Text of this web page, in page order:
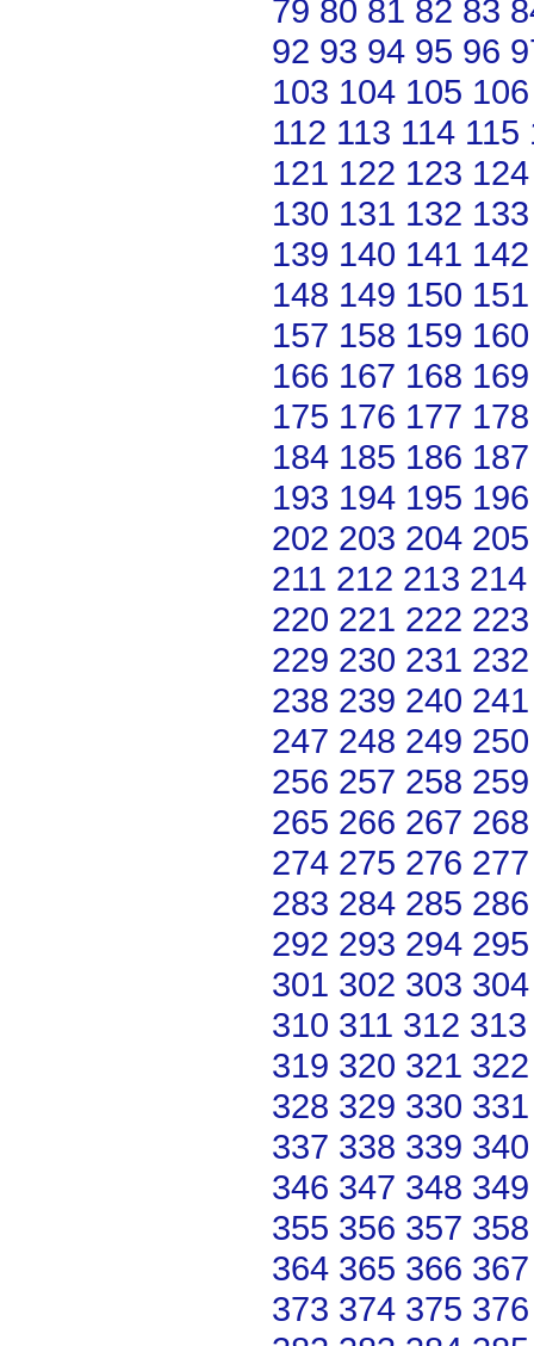
79 80 81 82 83
92 93 94 95 96
103 104 105 106
112 113 114 115
121 122 123 124
130 131 132 133
139 140 141 142
148 149 150 151
157 158 159 160
166 167 168 169
175 176 177 178
184 185 186 187
193 194 195 196
202 203 204 205
211 212 213 214
220 221 222 223
229 230 231 232
238 239 240 241
247 248 249 250
256 257 258 259
265 266 267 268
274 275 276 277
283 284 285 286
292 293 294 295
301 302 303 304
310 311 312 313
319 320 321 322
328 329 330 331
337 338 339 340
346 347 348 349
355 356 357 358
364 365 366 367
373 374 375 376